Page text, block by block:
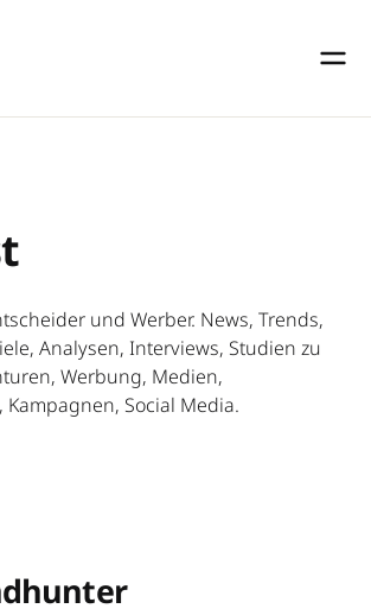
und Werber. News, Trends,
Analysen, Interviews, Studien zu
Werbung, Medien,
Social Media.